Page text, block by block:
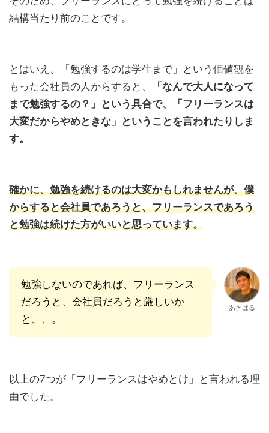
結構当たり前のことです。
とはいえ、「勉強するのは学生まで」という価値観を
もった会社員の人からすると、
「なんで大人になって
まで勉強するの？」という具合で、「フリーランスは
大変だからやめときな」ということを言われたりしま
す。
確かに、勉強を続けるのは大変かもしれませんが、僕
からすると会社員であろうと、フリーランスであろう
と勉強は続けた方がいいと思っています。
勉強しないのであれば、フリーランス
だろうと、会社員だろうと厳しいか
と、、。
あきはる
以上の7つが「フリーランスはやめとけ」と言われる理
由でした。